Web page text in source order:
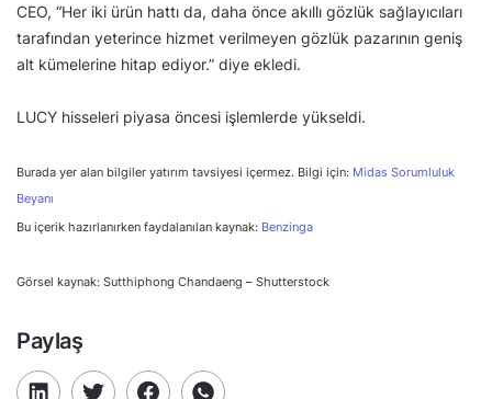
CEO, “Her iki ürün hattı da, daha önce akıllı gözlük sağlayıcıları
tarafından yeterince hizmet verilmeyen gözlük pazarının geniş
alt kümelerine hitap ediyor.” diye ekledi.
LUCY hisseleri piyasa öncesi işlemlerde yükseldi.
Burada yer alan bilgiler yatırım tavsiyesi içermez. Bilgi için: Midas Sorumluluk
Beyanı
Bu içerik hazırlanırken faydalanılan kaynak: Benzinga
Görsel kaynak: Sutthiphong Chandaeng – Shutterstock
Paylaş